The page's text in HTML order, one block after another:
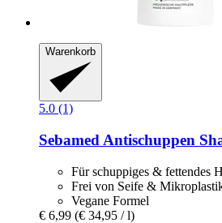
Warenkorb
5.0 (1)
Sebamed Antischuppen
Für schuppiges & fettendes
Frei von Seife &
Vegane Formel
€ 6,99 (€ 34,95 / l)